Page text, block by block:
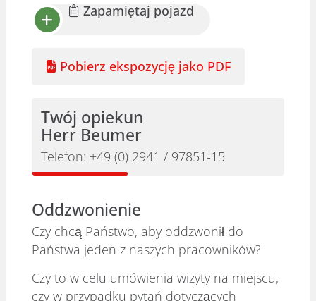
Zapamiętaj pojazd
Pobierz ekspozycję jako PDF
Twój opiekun
Herr Beumer
Telefon: +49 (0) 2941 / 97851-15
Oddzwonienie
Czy chcą Państwo, aby oddzwonił do
Państwa jeden z naszych pracowników?
Czy to w celu umówienia wizyty na miejscu,
czy w przypadku pytań dotyczących